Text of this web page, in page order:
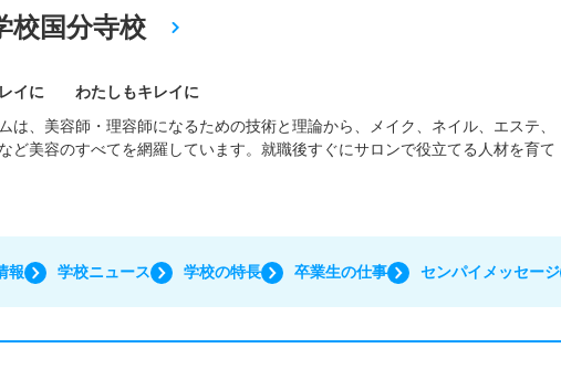
校国分寺校
レイに わたしもキレイに
は、美容師・理容師になるための技術と理論から、メイク、ネイル、エステ、
ど美容のすべてを網羅しています。就職後すぐにサロンで役立てる人材を育て
報 学校ニュース 学校の特長 卒業生の仕事 センパイメッセージ